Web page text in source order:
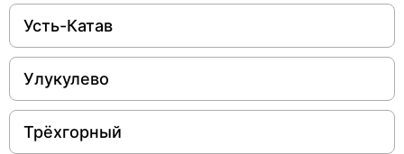
Усть-Катав
Улукулево
Трёхгорный